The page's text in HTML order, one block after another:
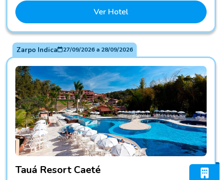
Ver Hotel
Zarpo Indica 27/09/2026a 28/09/2026
Tauá Resort Caeté